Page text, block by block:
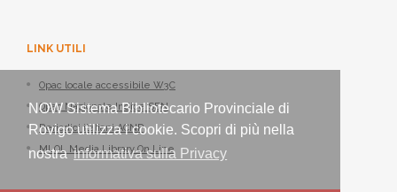
NOW Sistema Bibliotecario Provinciale di
Rovigo utilizza i cookie. Scopri di più nella
nostrainformativa sulla Privacy
LINK UTILI
Opac locale accessibile W3C
Opac Nazionale Indice SBN
Periodici italiani ACNP
MLOL Media Library On Line